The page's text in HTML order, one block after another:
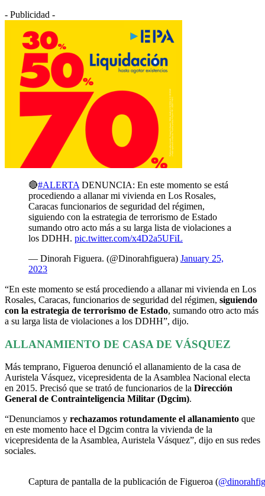
- Publicidad -
🔴#ALERTA DENUNCIA: En este momento se está
procediendo a allanar mi vivienda en Los Rosales,
Caracas funcionarios de seguridad del régimen,
siguiendo con la estrategia de terrorismo de Estado
sumando otro acto más a su larga lista de violaciones a
los DDHH. pic.twitter.com/x4D2a5UFiL
— Dinorah Figuera. (@Dinorahfiguera) January 25,
2023
“En este momento se está procediendo a allanar mi vivienda en Los
Rosales, Caracas, funcionarios de seguridad del régimen, siguiendo
con la estrategia de terrorismo de Estado, sumando otro acto más
a su larga lista de violaciones a los DDHH”, dijo.
ALLANAMIENTO DE CASA DE VÁSQUEZ
Más temprano, Figueroa denunció el allanamiento de la casa de
Auristela Vásquez, vicepresidenta de la Asamblea Nacional electa
en 2015. Precisó que se trató de funcionarios de la Dirección
General de Contrainteligencia Militar (Dgcim).
“Denunciamos y rechazamos rotundamente el allanamiento que
en este momento hace el Dgcim contra la vivienda de la
vicepresidenta de la Asamblea, Auristela Vásquez”, dijo en sus redes
sociales.
Captura de pantalla de la publicación de Figueroa (